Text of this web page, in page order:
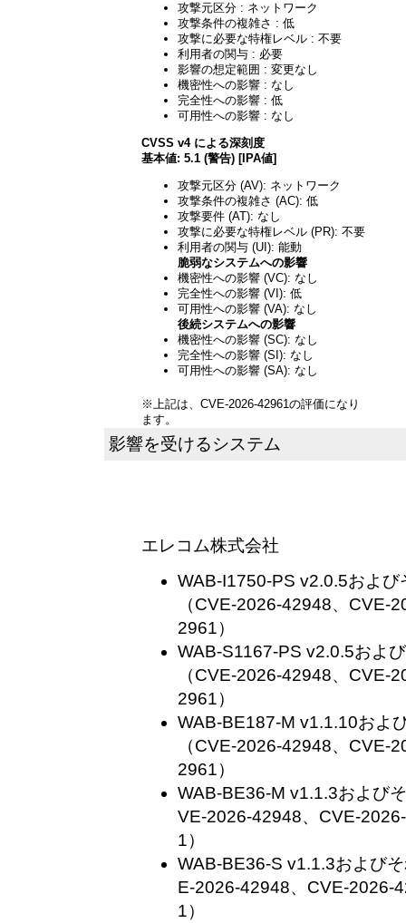
攻撃元区分 : ネットワーク
攻撃条件の複雑さ : 低
攻撃に必要な特権レベル : 不要
利用者の関与 : 必要
影響の想定範囲 : 変更なし
機密性への影響 : なし
完全性への影響 : 低
可用性への影響 : なし
CVSS v4 による深刻度
基本値: 5.1 (警告) [IPA値]
攻撃元区分 (AV): ネットワーク
攻撃条件の複雑さ (AC): 低
攻撃要件 (AT): なし
攻撃に必要な特権レベル (PR): 不要
利用者の関与 (UI): 能動
脆弱なシステムへの影響
機密性への影響 (VC): なし
完全性への影響 (VI): 低
可用性への影響 (VA): なし
後続システムへの影響
機密性への影響 (SC): なし
完全性への影響 (SI): なし
可用性への影響 (SA): なし
※上記は、CVE-2026-42961の評価になり
ます。
影響を受けるシステム
エレコム株式会社
WAB-I1750-PS v2.0.5およ
（CVE-2026-42948、CVE-
2961）
WAB-S1167-PS v2.0.5およ
（CVE-2026-42948、CVE-
2961）
WAB-BE187-M v1.1.10およ
（CVE-2026-42948、CVE-
2961）
WAB-BE36-M v1.1.3および
VE-2026-42948、CVE-
1）
WAB-BE36-S v1.1.3および
E-2026-42948、CVE-2026-
1）